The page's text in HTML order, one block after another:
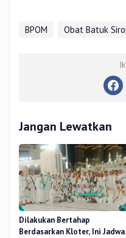
BPOM Obat Batuk
Jangan Lewatkan
Dilakukan Bertahap
Berdasarkan Kloter, Ini Jadwal